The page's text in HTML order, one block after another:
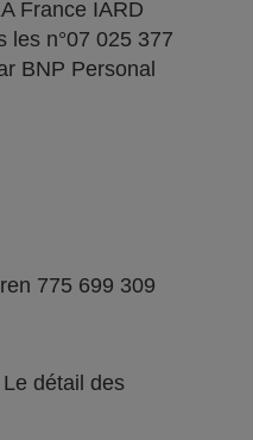
France IARD
les n°07 025 377
BNP Personal
775 699 309
détail des